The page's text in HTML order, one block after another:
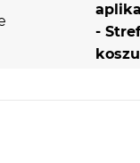
Program
-
koszu